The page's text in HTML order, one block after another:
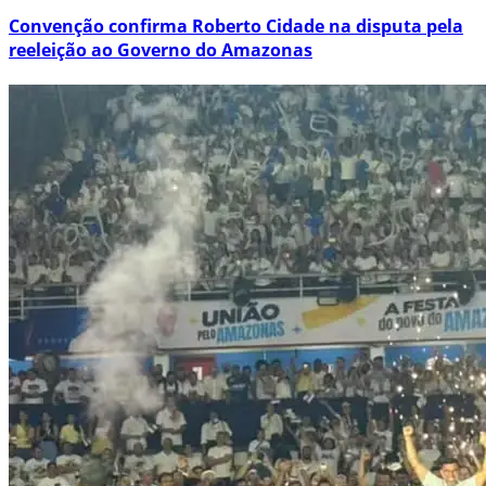
Convenção confirma Roberto Cidade na disputa pela
reeleição ao Governo do Amazonas